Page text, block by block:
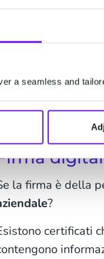
a seamless and
dialogare con
In questo caso, il
di piena
la firma è della
?
certificati